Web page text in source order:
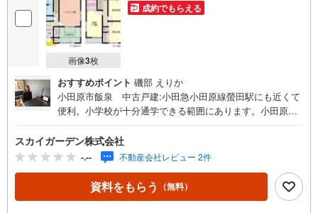
画像3枚
成約でもらえる
おすすめポイント 磯部 えりか
小田原市飯泉 中古戸建:小田急小田原線螢田駅にも近くて
便利。小学校が十分通学できる範囲にあります。小田原市
世代の方にもなじみます。綺麗な室内の中古戸建て物件で
素敵な日々をおくりませんか。この物件はトイレが2ヶ所に
あります。建物面積が98.53平米と十分な広さでゆったりと
生活できるのではないのでしょうか。リビングの隣に和室
が位置しており、機能的な室内となっています。
スカイガーデン株式会社
-.-- 不動産会社レビュー 2件
資料をもらう （無料）